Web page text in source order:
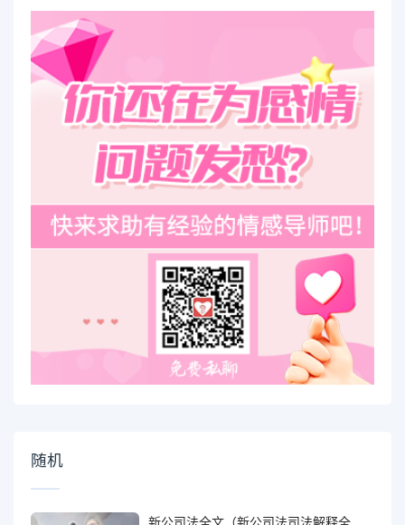
随机
新公司法全文（新公司法司法解释全